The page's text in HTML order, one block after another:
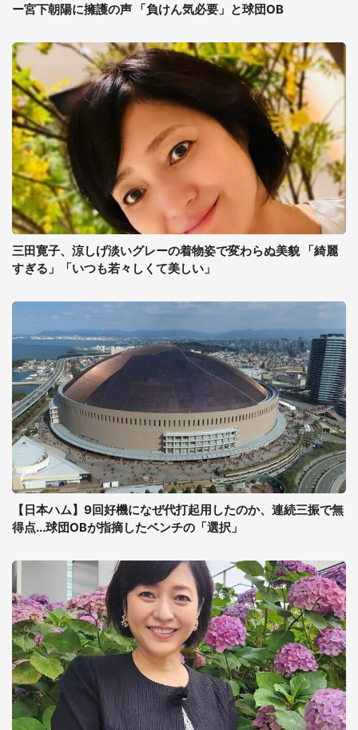
ー宮下朝陽に擁護の声 「負けん気必要」と球団OB
三田寛子、涼しげ淡いグレーの着物姿で変わらぬ美貌 「綺麗
すぎる」「いつも若々しくて美しい」
【日本ハム】9回好機になぜ代打起用したのか、連続三振で無
得点...球団OBが指摘したベンチの「選択」